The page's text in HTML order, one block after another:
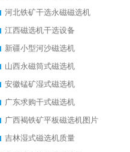
河北铁矿干选永磁磁选机
江西磁选机干选设备
新疆小型河沙磁选机
山西永磁筒式磁选机
安徽锰矿湿式磁选机
广东求购干式磁选机
广西褐铁矿平板磁选机图片
吉林湿式磁选机质量